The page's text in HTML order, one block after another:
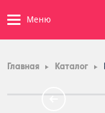
Меню
Главная Каталог